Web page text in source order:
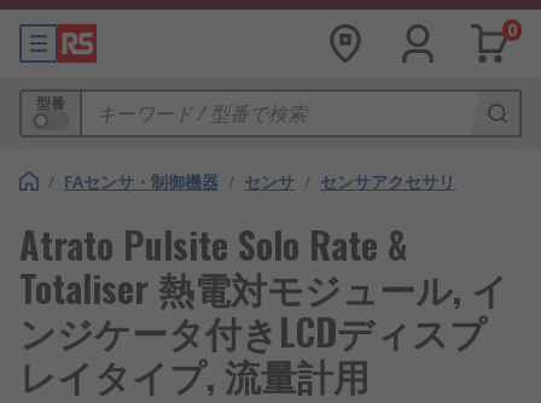
0
型番
/ FAセンサ・制御機器 / センサ / センサアクセサリ
Atrato Pulsite Solo Rate &
Totaliser 熱電対モジュール, イ
ンジケータ付きLCDディスプ
レイタイプ, 流量計用